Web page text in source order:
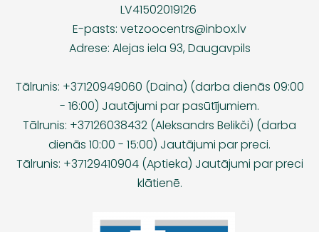
LV41502019126
E-pasts: vetzoocentrs@inbox.lv
Adrese: Alejas iela 93, Daugavpils
Tālrunis: +37120949060 (Daina) (darba dienās 09:00
- 16:00) Jautājumi par pasūtījumiem.
Tālrunis: +37126038432 (Aleksandrs Belikči) (darba
dienās 10:00 - 15:00) Jautājumi par preci.
Tālrunis: +37129410904 (Aptieka) Jautājumi par preci
klātienē.